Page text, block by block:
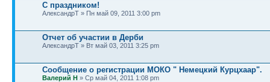
С праздником!
АлександрТ » Пн май 09, 2011 3:00 pm
Отчет об участии в Дерби
АлександрТ » Вт май 03, 2011 3:25 pm
Сообщение о регистрации МОКО " Немецкий Курцхаар".
Валерий Н » Ср май 04, 2011 1:08 pm